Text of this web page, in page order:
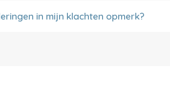
in mijn klachten opmerk?